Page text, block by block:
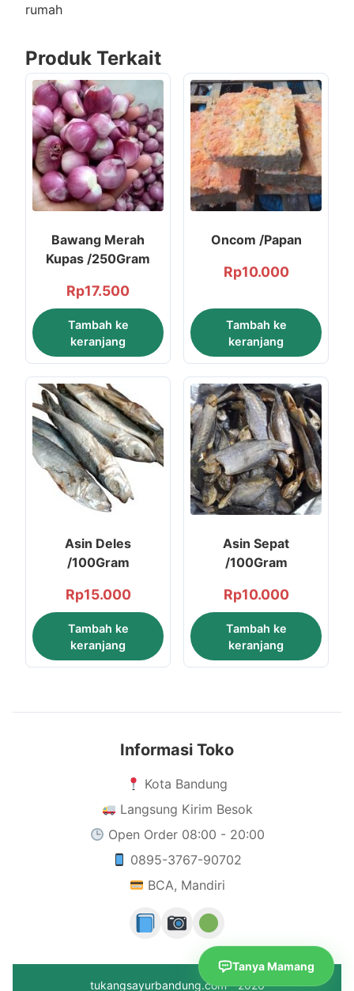
rumah
Produk Terkait
Bawang Merah
Kupas /250Gram
Rp17.500
Tambah ke
keranjang
Oncom /Papan
Rp10.000
Tambah ke
keranjang
Asin Deles
/100Gram
Rp15.000
Tambah ke
keranjang
Asin Sepat
/100Gram
Rp10.000
Tambah ke
keranjang
Informasi Toko
Kota Bandung
Langsung Kirim Besok
Open Order 08:00 - 20:00
0895-3767-90702
BCA, Mandiri
tukangsayurbandung.com - 2026
Tanya Mamang